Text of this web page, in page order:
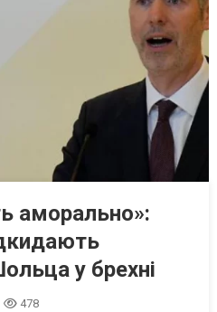
аморально»:
у брехні
478